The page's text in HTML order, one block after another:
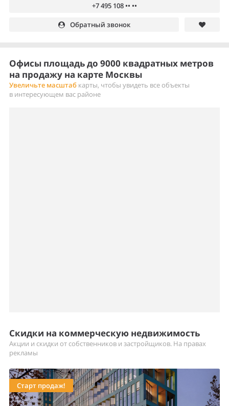
+7 495 108 •• ••
Обратный звонок
Офисы площадь до 9000 квадратных метров
на продажу на карте Москвы
Увеличьте масштаб карты, чтобы увидеть все объекты
в интересующем вас районе
Скидки на коммерческую недвижимость
Акции и скидки от собственников и застройщиков. На правах
рекламы
Старт продаж!